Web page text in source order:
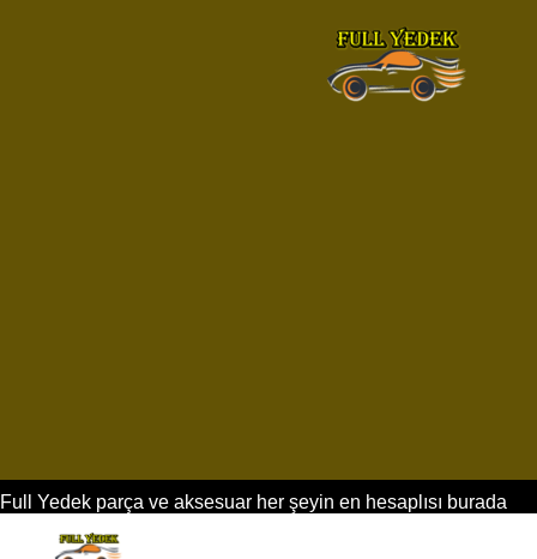
Full Yedek parça ve aksesuar her şeyin en hesaplısı burada